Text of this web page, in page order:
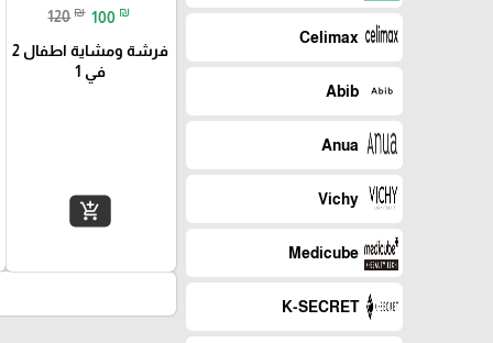
Celimax
Abib
Anua
Vichy
Medicube
K-SECRET
120 ₪ 100 ₪
فرشة ومشاية اطفال 2
في 1
add_shopping_cart